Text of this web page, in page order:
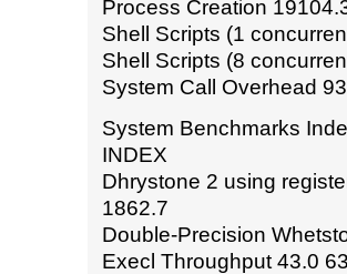
Process Creation
Shell Scripts (1
Shell Scripts (8
System Call Overhead
System Benchmarks
INDEX
Dhrystone 2 using
1862.7
Double-Precision
Execl Throughput 43.0